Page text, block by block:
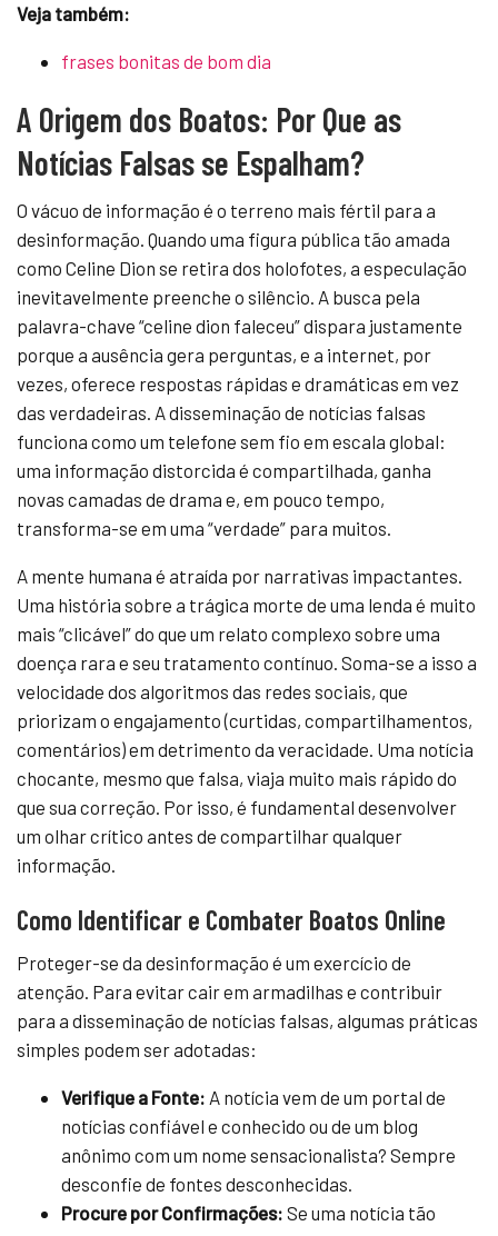
Veja também:
frases bonitas de bom dia
A Origem dos Boatos: Por Que as
Notícias Falsas se Espalham?
O vácuo de informação é o terreno mais fértil para a
desinformação. Quando uma figura pública tão amada
como Celine Dion se retira dos holofotes, a especulação
inevitavelmente preenche o silêncio. A busca pela
palavra-chave “celine dion faleceu” dispara justamente
porque a ausência gera perguntas, e a internet, por
vezes, oferece respostas rápidas e dramáticas em vez
das verdadeiras. A disseminação de notícias falsas
funciona como um telefone sem fio em escala global:
uma informação distorcida é compartilhada, ganha
novas camadas de drama e, em pouco tempo,
transforma-se em uma “verdade” para muitos.
A mente humana é atraída por narrativas impactantes.
Uma história sobre a trágica morte de uma lenda é muito
mais “clicável” do que um relato complexo sobre uma
doença rara e seu tratamento contínuo. Soma-se a isso a
velocidade dos algoritmos das redes sociais, que
priorizam o engajamento (curtidas, compartilhamentos,
comentários) em detrimento da veracidade. Uma notícia
chocante, mesmo que falsa, viaja muito mais rápido do
que sua correção. Por isso, é fundamental desenvolver
um olhar crítico antes de compartilhar qualquer
informação.
Como Identificar e Combater Boatos Online
Proteger-se da desinformação é um exercício de
atenção. Para evitar cair em armadilhas e contribuir
para a disseminação de notícias falsas, algumas práticas
simples podem ser adotadas:
Verifique a Fonte: A notícia vem de um portal de
notícias confiável e conhecido ou de um blog
anônimo com um nome sensacionalista? Sempre
desconfie de fontes desconhecidas.
Procure por Confirmações: Se uma notícia tão